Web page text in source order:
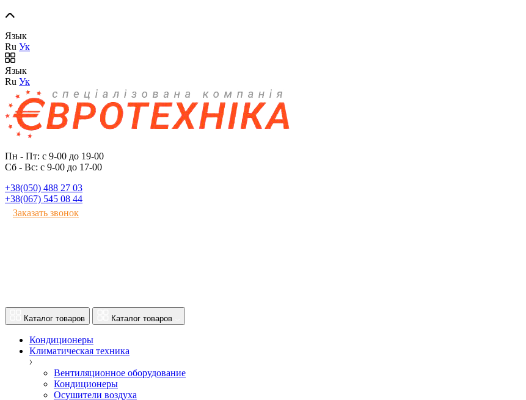
Язык
Ru Ук
Язык
Ru Ук
Пн - Пт: с 9-00 до 19-00
Сб - Вс: с 9-00 до 17-00
+38(050) 488 27 03
+38(067) 545 08 44
Заказать звонок
Каталог товаров Каталог товаров
Кондиционеры
Климатическая техника
Вентиляционное оборудование
Кондиционеры
Осушители воздуха